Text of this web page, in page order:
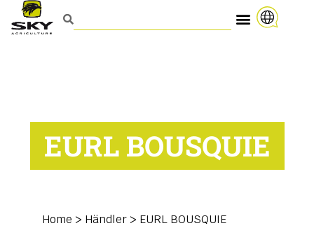
EURL BOUSQUIE
Home > Händler > EURL BOUSQUIE